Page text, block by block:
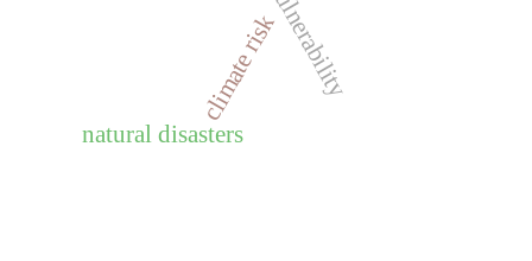
vulnerability
climate risk
natural disasters